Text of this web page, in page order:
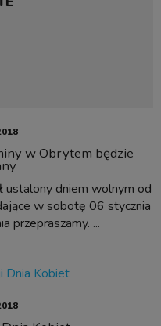
w Obrytem będzie
ustalony dniem wolnym od
w sobotę 06 stycznia
przepraszamy. ...